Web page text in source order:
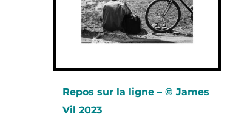
Repos sur la ligne – © James
Vil 2023